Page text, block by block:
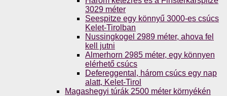
3029 méter
Seespitze egy könnyű 3000-es csúcs
Kelet-Tirolban
Nussingkogel 2989 méter, ahova fel
kell jutni
Almerhorn 2985 méter, egy könnyen
elérhető csúcs
Defereggental, három csúcs egy nap
alatt, Kelet-Tirol
Magashegyi túrák 2500 méter környékén